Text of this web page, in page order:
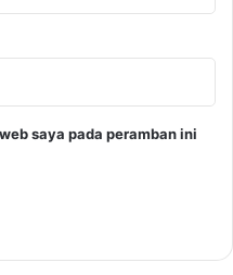
saya pada peramban ini